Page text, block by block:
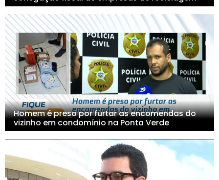
Homem é preso por furtar as encomendas do
vizinho em condomínio na Ponta Verde